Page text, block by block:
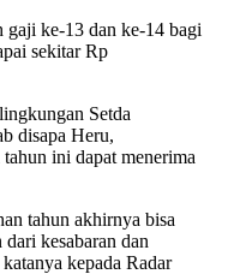
gaji ke-13 dan ke-14 bagi
sekitar Rp
Setda
disapa Heru,
ini dapat menerima
tahun akhirnya bisa
kesabaran dan
kepada Radar